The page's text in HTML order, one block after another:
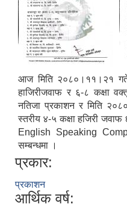
आज मिति २०८०।११।२१
हाजिरीजवाफ र ६-८ कक्षा
नतिजा प्रकाशन र मिति
स्तरीय ४-५ कक्षा हजिरी
English Speaking
सम्बन्धमा ।
प्रकार:
प्रकाशन
आर्थिक वर्ष: